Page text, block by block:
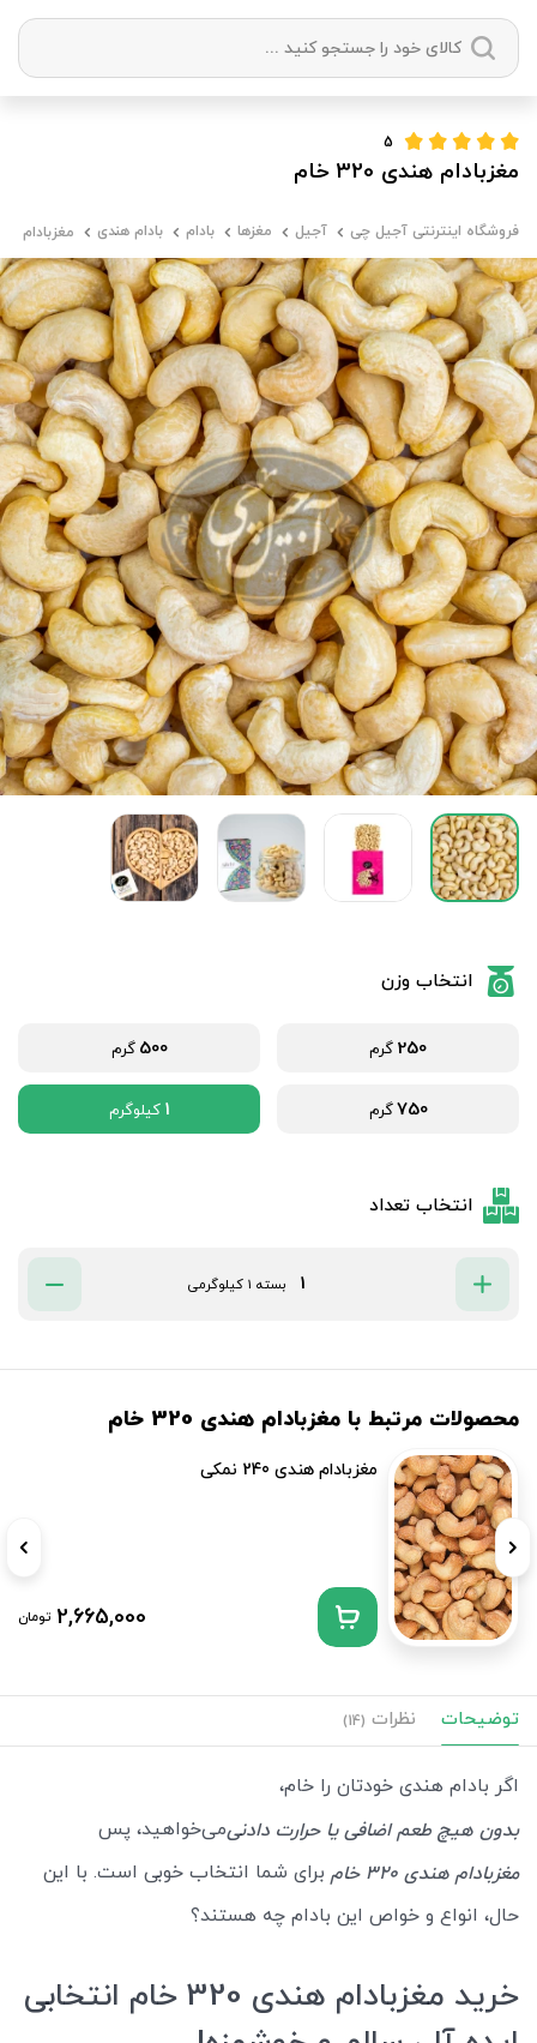
دسته بندی ها
آجیل میوه خشک
فروشگاه اینترنتی آجیل چی آجیل مغزها بادام بادام هندی مغزبادام هندی
5
مغزبادام هندی 320 خام
انتخاب وزن
250 گرم 500 گرم
750گرم 1 کیلوگرم
انتخاب تعداد
بسته 1 کیلوگرمی
محصولات مرتبط با مغزبادام هندی 320 خام
مغزبادام هندی 240 نمکی
2,665,000 تومان
توضیحات نظرات (14)
اگر بادام هندی خودتان را خام،
بدون هیچ طعم اضافی یا حرارت دادنیمی‌خواهید، پس
مغزبادام هندی 320 خام
برای شما انتخاب خوبی است. با این
حال، انواع و خواص این بادام چه هستند؟
خرید مغزبادام هندی 320 خام انتخابی